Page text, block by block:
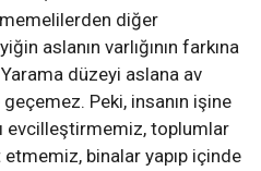
memelilerden diğer
aslanın varlığının farkına
düzeyi aslana av
Peki, insanın işine
evcilleştirmemiz, toplumlar
binalar yapıp içinde